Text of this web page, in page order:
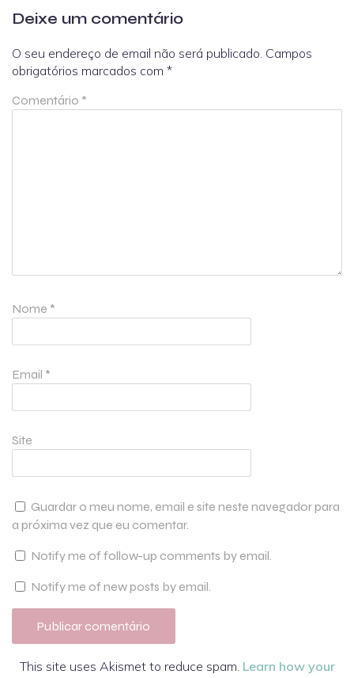
Deixe um comentário
O seu endereço de email não será publicado. Campos
obrigatórios marcados com *
Comentário *
Nome *
Email *
Site
Guardar o meu nome, email e site neste navegador para
a próxima vez que eu comentar.
Notify me of follow-up comments by email.
Notify me of new posts by email.
This site uses Akismet to reduce spam. Learn how your